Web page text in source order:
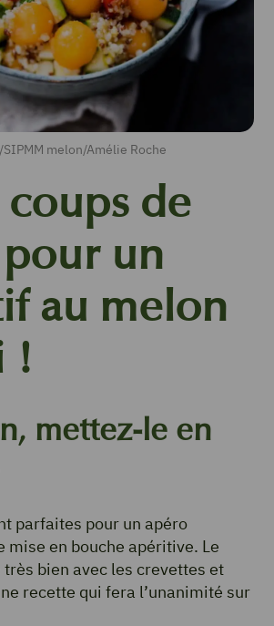
melon/Amélie Roche
coups de
un
au melon
!
mettez-le en
parfaites pour un apéro
mise en bouche apéritive. Le
bien avec les crevettes et
recette qui fera l’unanimité sur